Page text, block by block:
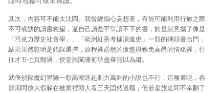
其次，內容可不能太沈悶。我曾經痴心妄想著，有無可能利用行旅之際
不可或缺的讀書慾望，逼自己讀些平常讀不下的書，於是刻意攜了像是
「巧克力歷史社會學」、「歐洲紅茶考據演進史」一類的磚頭書出門；
結果果然證明是錯誤選擇，旅程裡必然的疲憊與難免高昂的情緒裡，往
往才五七頁翻過，便意興闌珊前功盡棄無以為繼。
武俠偵探魔幻冒險一類高潮迭起劇力萬鈞的小說也不行，這種書呢，春
節期間放大假躲在被窩裡頭大看三天固然過癮，但若是旅途間不幸翻了